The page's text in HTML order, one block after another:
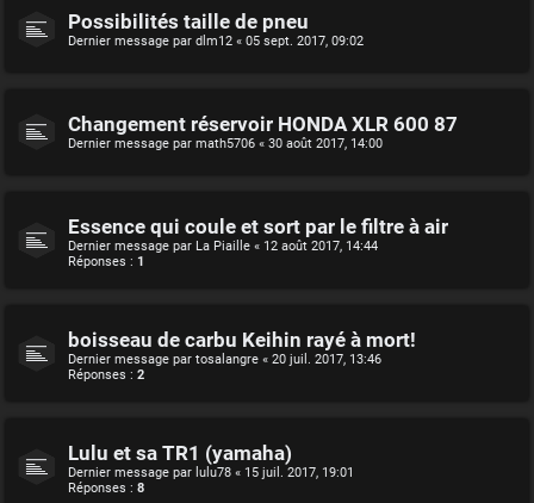
Possibilités taille de pneu
Dernier message par dlm12 « 05 sept. 2017, 09:02
Changement réservoir HONDA XLR 600 87
Dernier message par math5706 « 30 août 2017, 14:00
Essence qui coule et sort par le filtre à air
Dernier message par La Piaille « 12 août 2017, 14:44
Réponses : 1
boisseau de carbu Keihin rayé à mort!
Dernier message par tosalangre « 20 juil. 2017, 13:46
Réponses : 2
Lulu et sa TR1 (yamaha)
Dernier message par lulu78 « 15 juil. 2017, 19:01
Réponses : 8